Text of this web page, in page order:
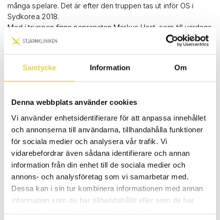
Samtycke Information Om
Denna webbplats använder cookies
Vi använder enhetsidentifierare för att anpassa innehållet
och annonserna till användarna, tillhandahålla funktioner
för sociala medier och analysera vår trafik. Vi
vidarebefordrar även sådana identifierare och annan
information från din enhet till de sociala medier och
annons- och analysföretag som vi samarbetar med.
Dessa kan i sin tur kombinera informationen med annan
information som du har tillhandahållit eller som de har
många spelare. Det är efter den truppen tas ut inför OS i
Sydkorea 2018.
Med i truppen finns naprapaten Markus Hast, som till vardags
arbetar som klinikchef på Stjärnkliniken i Norrköping.
Totalt ingår tre naprapater och tre ortopeder i Tre Kronors
en ortoped som följer med hockeylandslaget.
– Att vi är ett litet team gör oss mer samspelta. Vi har alla
Markus Hast.
Det medicinska teamets roll är främst att arbeta
förebyggande både före och efter match för att optimera
spelarnas insatser.
– Men jag kommer även att stå i båset under match för att
snabbt kunna göra en insats om en akut skada mot förmodan
skulle ske. Ishockey har hög skaderisk, det är en mer
explosiv sport med kroppskontakt och fler personer i
truppen.